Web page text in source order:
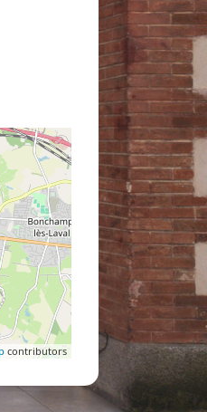
contributors